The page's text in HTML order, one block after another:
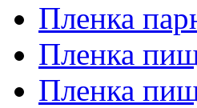
Пленка
Пленка
Пленка